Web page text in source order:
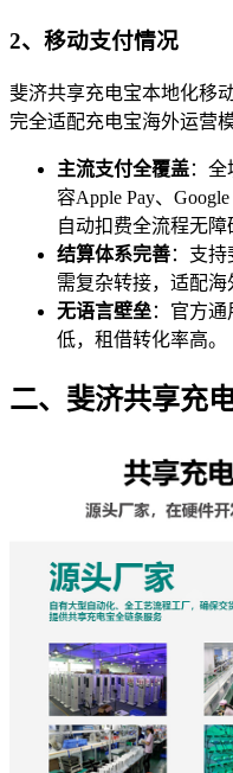
2、移动支付情况
斐济共享充电宝本地化移
完全适配充电宝海外运营
主流支付全覆盖：全
容Apple Pay、
自动扣费全流程无障
结算体系完善：支
需复杂转接，适配海
无语言壁垒：官方
低，租借转化率高。
二、斐济共享充